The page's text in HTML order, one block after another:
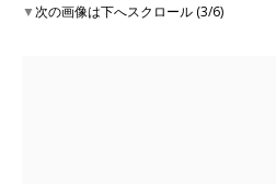
▼次の画像は下へスクロール (3/6)